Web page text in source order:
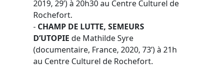
2019, 29’) à 20h30 au Centre Culturel de
Rochefort.
- CHAMP DE LUTTE, SEMEURS
D’UTOPIE de Mathilde Syre
(documentaire, France, 2020, 73’) à 21h
au Centre Culturel de Rochefort.